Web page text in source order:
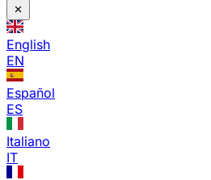
English
EN
Español
ES
Italiano
IT